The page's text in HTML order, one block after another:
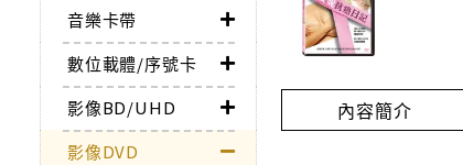
音樂卡帶
數位載體/序號卡
影像BD/UHD
影像DVD
內容簡介